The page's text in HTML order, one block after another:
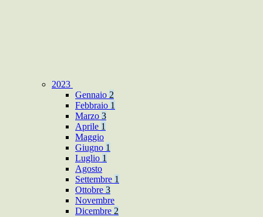
2023
Gennaio 2
Febbraio 1
Marzo 3
Aprile 1
Maggio
Giugno 1
Luglio 1
Agosto
Settembre 1
Ottobre 3
Novembre
Dicembre 2